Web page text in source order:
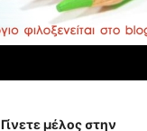
Γίνετε μέλος στην